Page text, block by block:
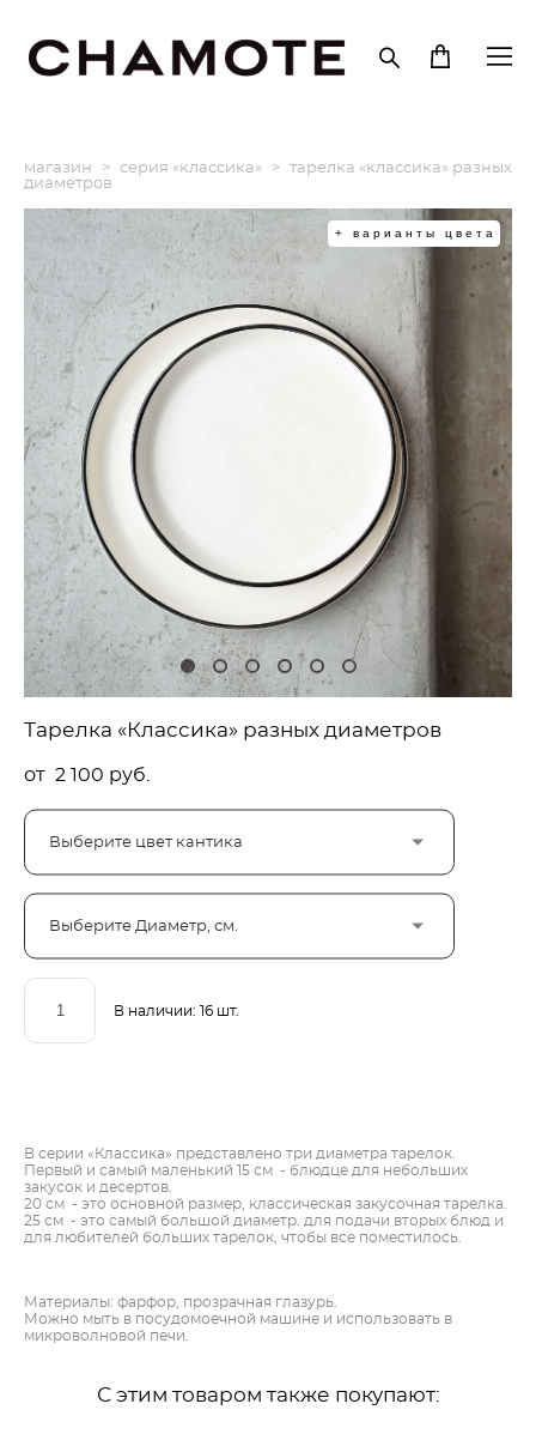
магазин > серия «классика» >
тарелка «классика» разных
диаметров
+ варианты цвета
Тарелка «Классика» разных диаметров
от 2 100 pуб.
Выберите цвет кантика
Выберите Диаметр, см.
В наличии: 16 шт.
В серии «Классика» представлено три диаметра тарелок.
Первый и самый маленький 15 см - блюдце для небольших
закусок и десертов.
20 см - это основной размер, классическая закусочная тарелка.
25 см - это самый большой диаметр. для подачи вторых блюд и
для любителей больших тарелок, чтобы все поместилось.
Материалы: фарфор, прозрачная глазурь.
Можно мыть в посудомоечной машине и использовать в
микроволновой печи.
С этим товаром также покупают: